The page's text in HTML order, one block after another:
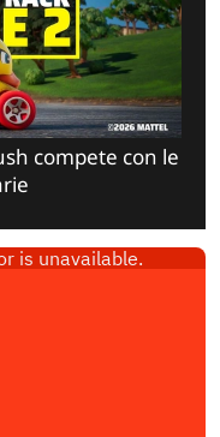
compete con le